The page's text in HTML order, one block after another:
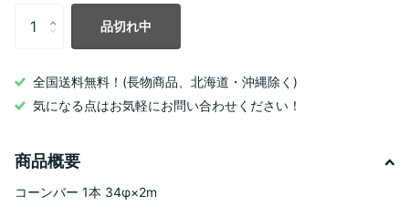
品切れ中
全国送料無料！(長物商品、北海道・沖縄除く)
気になる点はお気軽にお問い合わせください！
商品概要
コーンバー 1本 34φ×2m